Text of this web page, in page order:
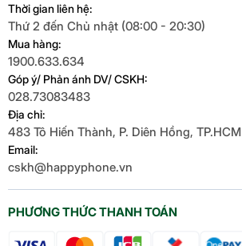
PHƯƠNG THỨC THANH TOÁN
Thời gian liên hệ:
Thứ 2 đến Chủ nhật (08:00 - 20:30)
Mua hàng:
1900.633.634
Góp ý/ Phản ánh DV/ CSKH:
028.73083483
Địa chỉ:
483 Tô Hiến Thành, P. Diên Hồng, TP.HCM
Email:
cskh@happyphone.vn